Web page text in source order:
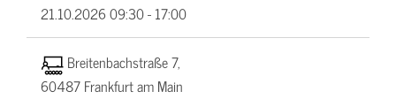
21.10.202609:30 - 17:00
Breitenbachstraße 7,
60487 Frankfurt am Main